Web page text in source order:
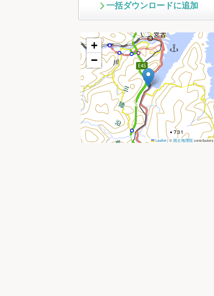
一括ダウンロードに追加
+
−
Leaflet|©国土地理院contributors